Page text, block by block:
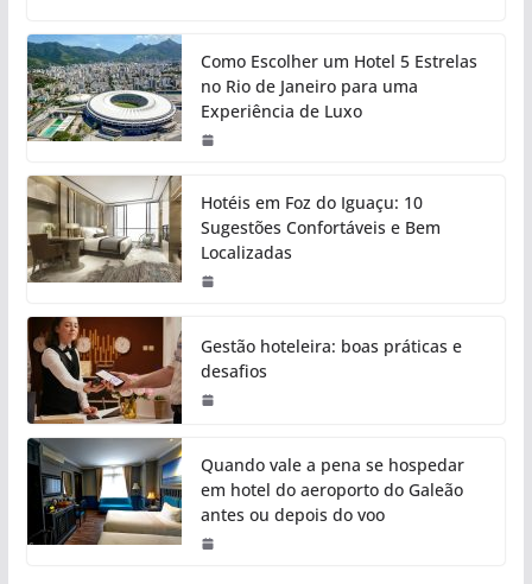
Como Escolher um Hotel 5 Estrelas
no Rio de Janeiro para uma
Experiência de Luxo
Hotéis em Foz do Iguaçu: 10
Sugestões Confortáveis e Bem
Localizadas
Gestão hoteleira: boas práticas e
desafios
Quando vale a pena se hospedar
em hotel do aeroporto do Galeão
antes ou depois do voo